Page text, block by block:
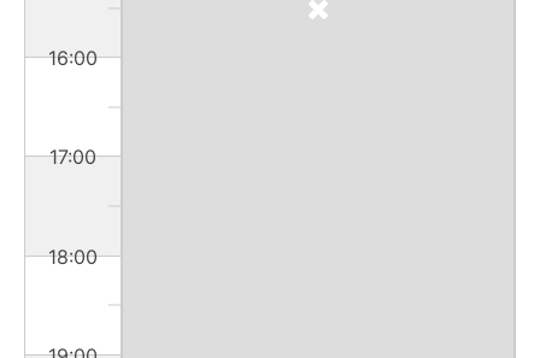
16:00
17:00
18:00